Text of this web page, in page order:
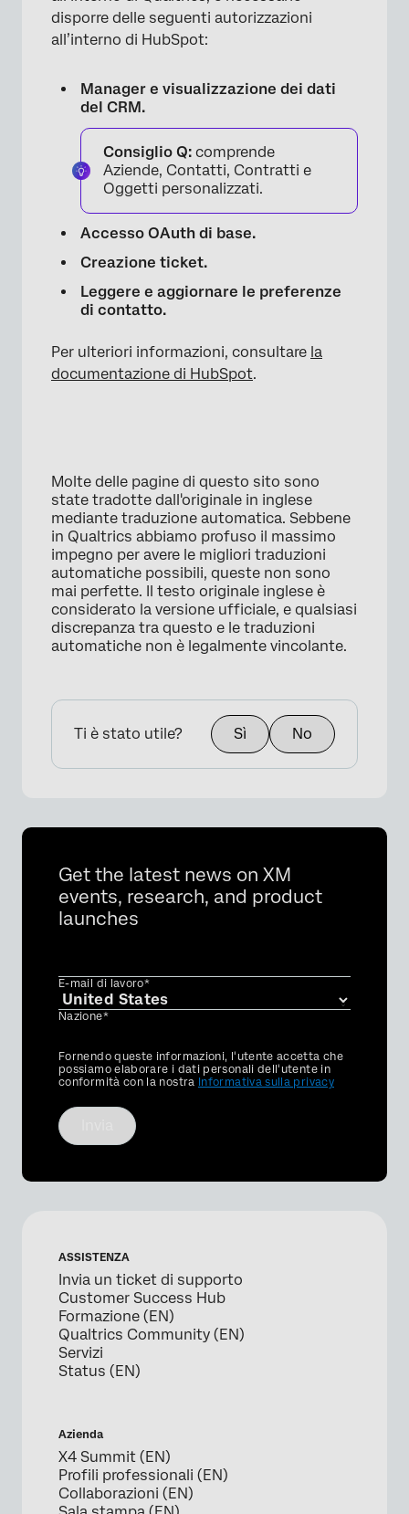
disporre delle seguenti autorizzazioni
all’interno di HubSpot:
Manager e visualizzazione dei dati
del CRM.
Consiglio Q: comprende
Aziende, Contatti, Contratti e
Oggetti personalizzati.
Accesso OAuth di base.
Creazione ticket.
Leggere e aggiornare le preferenze
di contatto.
Per ulteriori informazioni, consultare la
documentazione di HubSpot.
Molte delle pagine di questo sito sono
state tradotte dall'originale in inglese
mediante traduzione automatica. Sebbene
in Qualtrics abbiamo profuso il massimo
impegno per avere le migliori traduzioni
automatiche possibili, queste non sono
mai perfette. Il testo originale inglese è
considerato la versione ufficiale, e qualsiasi
discrepanza tra questo e le traduzioni
automatiche non è legalmente vincolante.
Ti è stato utile? Sì No
Get the latest news on XM
events, research, and product
launches
E-mail di lavoro*
Nazione*
Privacy
Optin
Fornendo queste informazioni, l'utente accetta che
possiamo elaborare i dati personali dell'utente in
conformità con la nostra Informativa sulla privacy
ASSISTENZA
Invia un ticket di supporto
Customer Success Hub
Formazione (EN)
Qualtrics Community (EN)
Servizi
Status (EN)
Azienda
X4 Summit (EN)
Profili professionali (EN)
Collaborazioni (EN)